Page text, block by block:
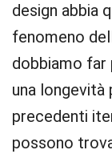
design abbia
fenomeno
dobbiamo far
una
precedenti
possono